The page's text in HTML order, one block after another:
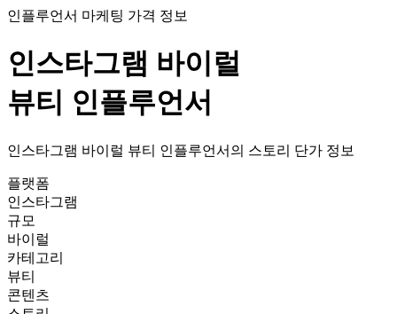
인플루언서 마케팅 가격 정보
인스타그램 바이럴
뷰티 인플루언서
인스타그램 바이럴 뷰티 인플루언서의 스토리 단가 정보
플랫폼
인스타그램
규모
바이럴
카테고리
뷰티
콘텐츠